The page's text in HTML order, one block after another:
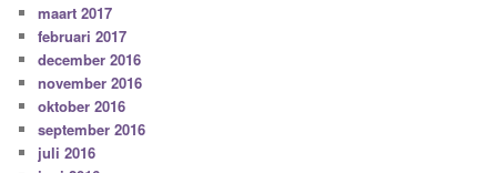
maart 2017
februari 2017
december 2016
november 2016
oktober 2016
september 2016
juli 2016